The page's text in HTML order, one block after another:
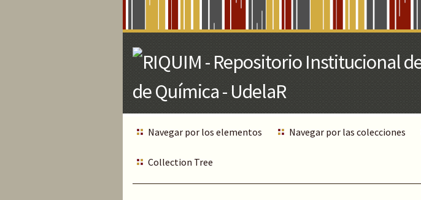
Navegar por los elementos Navegar por las colecciones
Collection Tree